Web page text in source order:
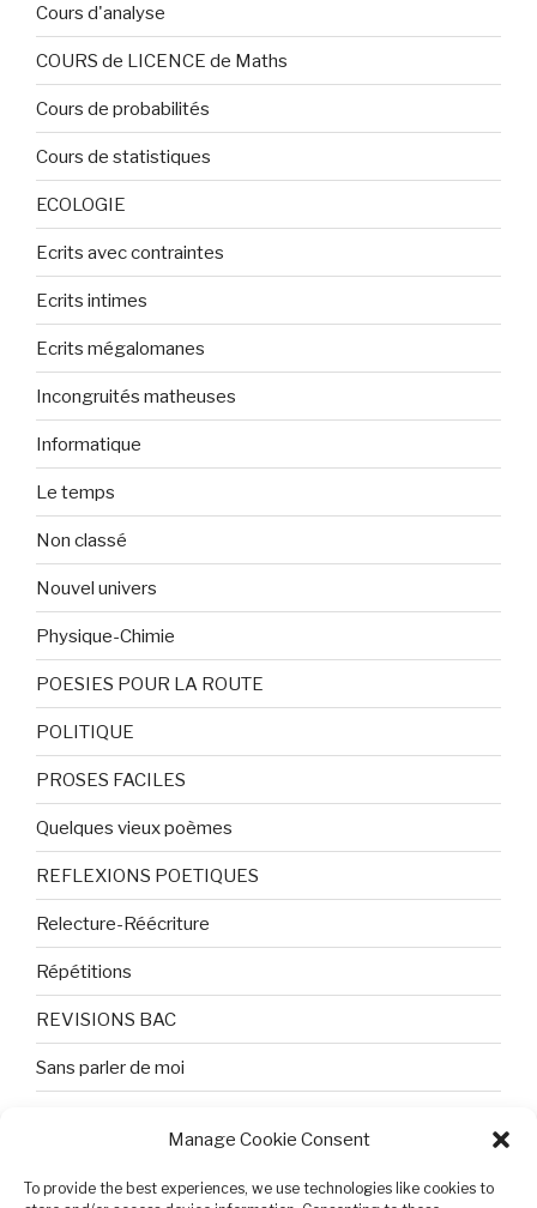
Manage Cookie Consent
To provide the best experiences, we use technologies like cookies to
Cours d'analyse
COURS de LICENCE de Maths
Cours de probabilités
Cours de statistiques
ECOLOGIE
Ecrits avec contraintes
Ecrits intimes
Ecrits mégalomanes
Incongruités matheuses
Informatique
Le temps
Non classé
Nouvel univers
Physique-Chimie
POESIES POUR LA ROUTE
POLITIQUE
PROSES FACILES
Quelques vieux poèmes
REFLEXIONS POETIQUES
Relecture-Réécriture
Répétitions
REVISIONS BAC
Sans parler de moi